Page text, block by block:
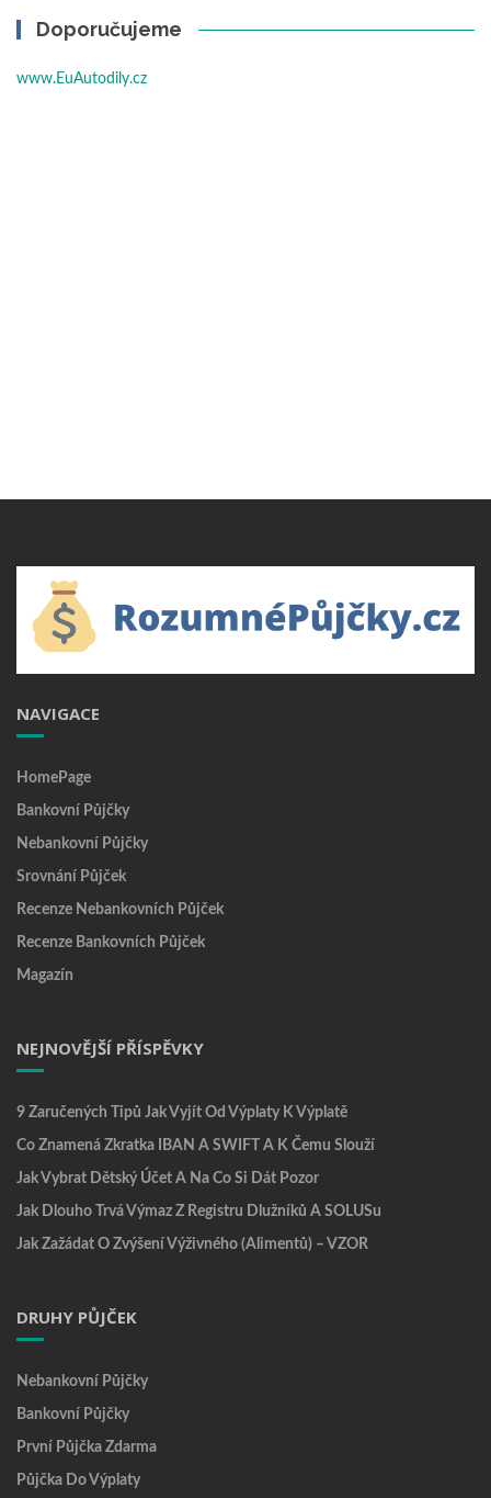
Doporučujeme
www.EuAutodily.cz
NAVIGACE
HomePage
Bankovní Půjčky
Nebankovní Půjčky
Srovnání Půjček
Recenze Nebankovních Půjček
Recenze Bankovních Půjček
Magazín
NEJNOVĚJŠÍ PŘÍSPĚVKY
9 Zaručených Tipů Jak Vyjít Od Výplaty K Výplatě
Co Znamená Zkratka IBAN A SWIFT A K Čemu Slouží
Jak Vybrat Dětský Účet A Na Co Si Dát Pozor
Jak Dlouho Trvá Výmaz Z Registru Dlužníků A SOLUSu
Jak Zažádat O Zvýšení Výživného (alimentů) – VZOR
DRUHY PŮJČEK
Nebankovní Půjčky
Bankovní Půjčky
První Půjčka Zdarma
Půjčka Do Výplaty